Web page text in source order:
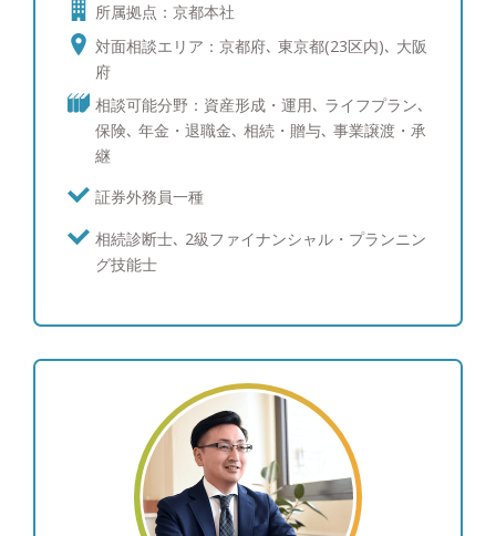
が増えることが会社の利益になるというビジネスモ
デルに魅力を感じました。 2つ目は、証券だけ、保
険だけという制約がなく、お客様のライフプランに
応じて包括的な提案が可能な点です。資産形成にあ
たっては、金融商品での運用も保障の点での保険も
必要ですが、住宅ローンも含めてワンストップで相
談できる先は少ないので、GAIAならより総合的な
提案ができると感じ転職を決めました。実際に入社
強みで、相続や不動産等、幅広いご相談にお応えし
ています。 ●趣味：散歩、食べ歩き。 行ったこと
とが好きです。 ●好きな本 『FACT FULNESS 10の
グ、アンナ・ロスリング・ロンランド／2019年／
日経BP） 『マネー・ボール 完全版』（マイケル・
ルイス／2013年／早川書房）
立場でお客様の資産運用のアドバイスを行うことが
可能です。もちろんノルマもないためお客様と良好
な関係が長期に渡って構築できることがやりがいと
なっています。一方で、お客様から頂いた手数料で
報酬を得ている以上、責任を持ったお客様対応やア
ドバイスがIFAには求められますので、日々勉強の
毎日です。お客様1人1人の未来の姿に想いを馳せて
一緒にカタチにしていくご支援ができればと思いま
債券・外国債券・保険・相続 ●創業経緯 時代と共
に企業と人との関係性も変わりつつあると感じる
できる社会であってもいいのではないかと思い起業
と”と、“担当者が心から働きやすい環境を整える
事”この2点です。働く者が経済的不安を抱えている
と利益優先の働き方になってしまいがちです。担当
者一人ひとりの満足度を高めることが重要だと考
え、業界高水準の報酬率をとっています。その結
果、お客さまにも焦ることなく誠実に向き合えると
所属拠点：京都本社
対面相談エリア：京都府､ 東京都(23区内)､ 大阪
府
相談可能分野：資産形成・運用､ ライフプラン､
保険､ 年金・退職金､ 相続・贈与､ 事業譲渡・承
継
証券外務員一種
相続診断士､ 2級ファイナンシャル・プランニン
グ技能士